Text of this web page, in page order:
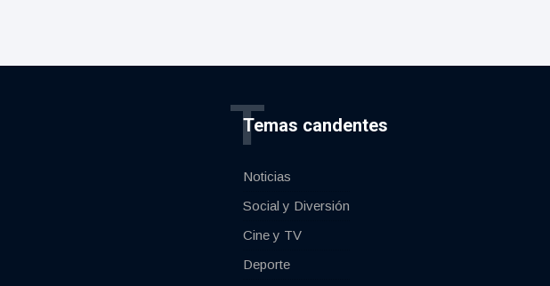
Temas candentes
T
Noticias
Social y Diversión
Cine y TV
Deporte